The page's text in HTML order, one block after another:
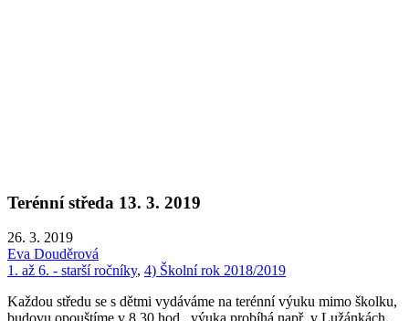
Terénní středa 13. 3. 2019
26. 3. 2019
Eva Douděrová
1. až 6. - starší ročníky, 4) Školní rok 2018/2019
Každou středu se s dětmi vydáváme na terénní výuku mimo školku,